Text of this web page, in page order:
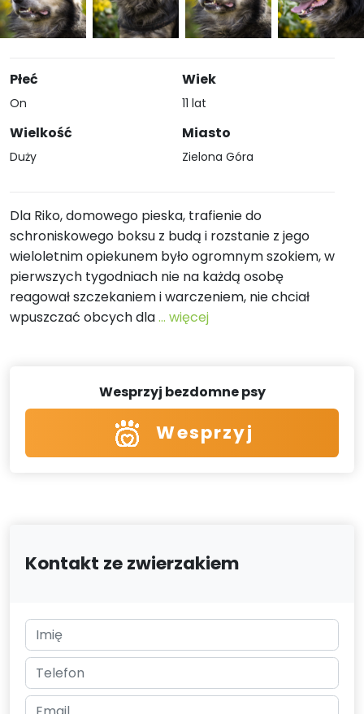
Płeć
On
Wielkość
Duży
Wiek
11 lat
Miasto
Zielona Góra
Dla Riko, domowego pieska, trafienie do
schroniskowego boksu z budą i rozstanie z jego
wieloletnim opiekunem było ogromnym szokiem, w
pierwszych tygodniach nie na każdą osobę
reagował szczekaniem i warczeniem, nie chciał
wpuszczać obcych dla... więcej
Wesprzyj bezdomne psy
Wesprzyj
Kontakt ze zwierzakiem